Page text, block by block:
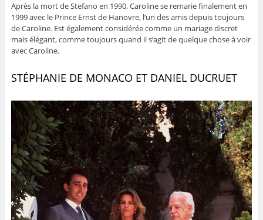
Après la mort de Stefano en 1990, Caroline se remarie finalement en
1999 avec le Prince Ernst de Hanovre, l’un des amis depuis toujours
de Caroline. Est également considérée comme un mariage discret
mais élégant, comme toujours quand il s’agit de quelque chose à voir
avec Caroline.
STÉPHANIE DE MONACO ET DANIEL DUCRUET